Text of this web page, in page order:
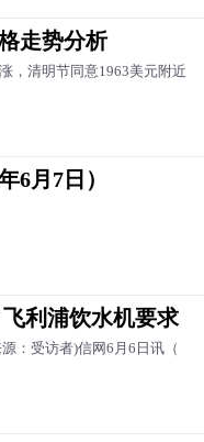
走势分析
，清明节同意1963美元附近
6月7日）
利浦饮水机要求
：受访者)信网6月6日讯（